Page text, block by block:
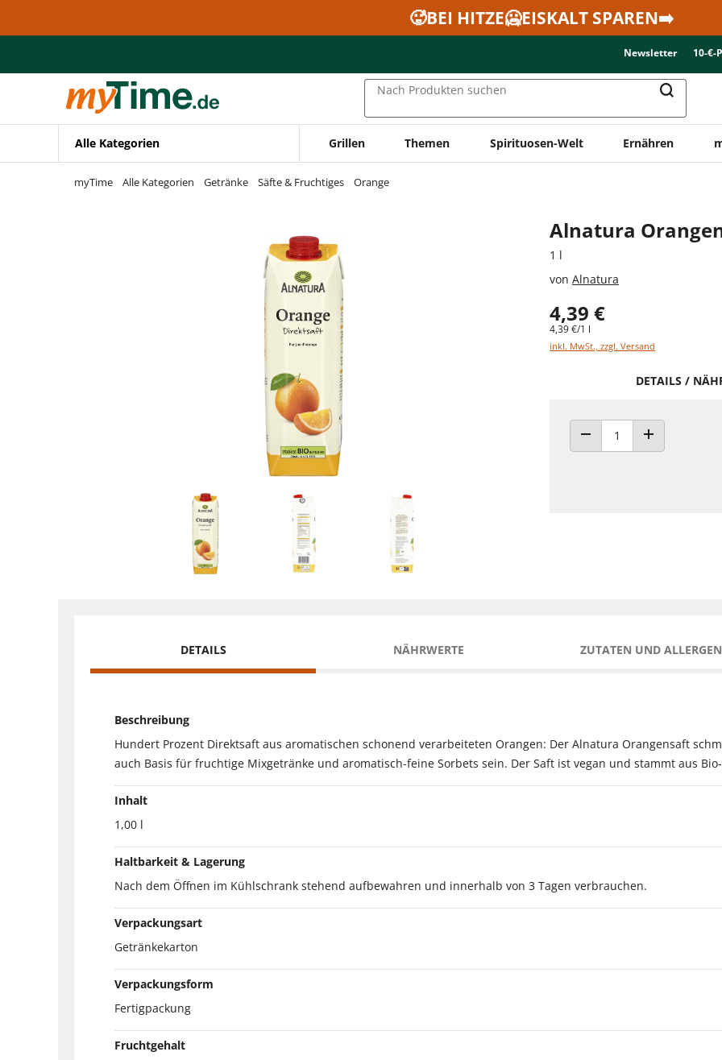
Zur Navigation springen
🥵BEI HITZE🥶EISKALT SPAREN➡️
Newsletter 10-€-
Nach Produkten suchen
Alle Kategorien Grillen Themen Spirituosen-Welt Ernähren
myTime Alle Kategorien Getränke Säfte & Fruchtiges Orange
Alnatura
1 l
von Alnatura
4,39 €
4,39 €/1 l
inkl. MwSt., zzgl. Versand
DETAILS /
ANZAHL VERRINGERN
ANZAHL
DETAILS NÄHRWERTE ZUTATEN UND
Beschreibung
Hundert Prozent Direktsaft aus aromatischen schonend verarbeiteten Orangen: Der Alnatura Orangensaft
auch Basis für fruchtige Mixgetränke und aromatisch-feine Sorbets sein. Der Saft ist vegan und stammt aus
Inhalt
1,00 l
Haltbarkeit & Lagerung
Nach dem Öffnen im Kühlschrank stehend aufbewahren und innerhalb von 3 Tagen verbrauchen.
Verpackungsart
Getränkekarton
Verpackungsform
Fertigpackung
Fruchtgehalt